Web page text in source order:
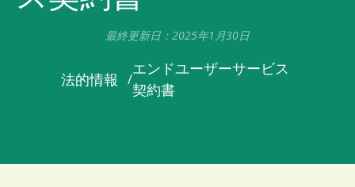
最終更新日：2025年1月30日
法的情報 /
エンドユーザーサービス
契約書